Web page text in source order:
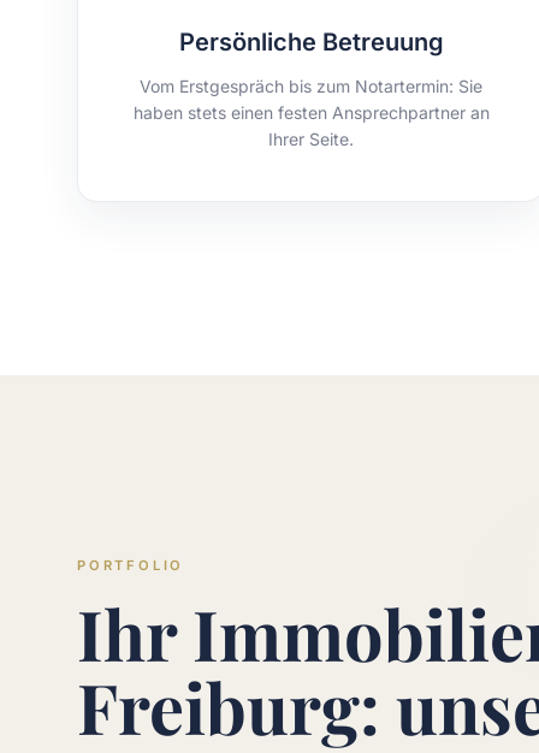
Persönliche Betreuung
Vom Erstgespräch bis zum Notartermin: Sie
haben stets einen festen Ansprechpartner an
Ihrer Seite.
PORTFOLIO
Ihr
Freiburg: